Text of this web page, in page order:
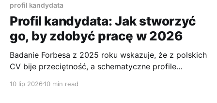
profil kandydata
Profil kandydata: Jak stworzyć
go, by zdobyć pracę w 2026
Badanie Forbesa z 2025 roku wskazuje, że z polskich
CV bije przeciętność, a schematyczne profile
odróżnić jedną osobę od drugiej na tle rosnącej
10 lip 2026 10 min read